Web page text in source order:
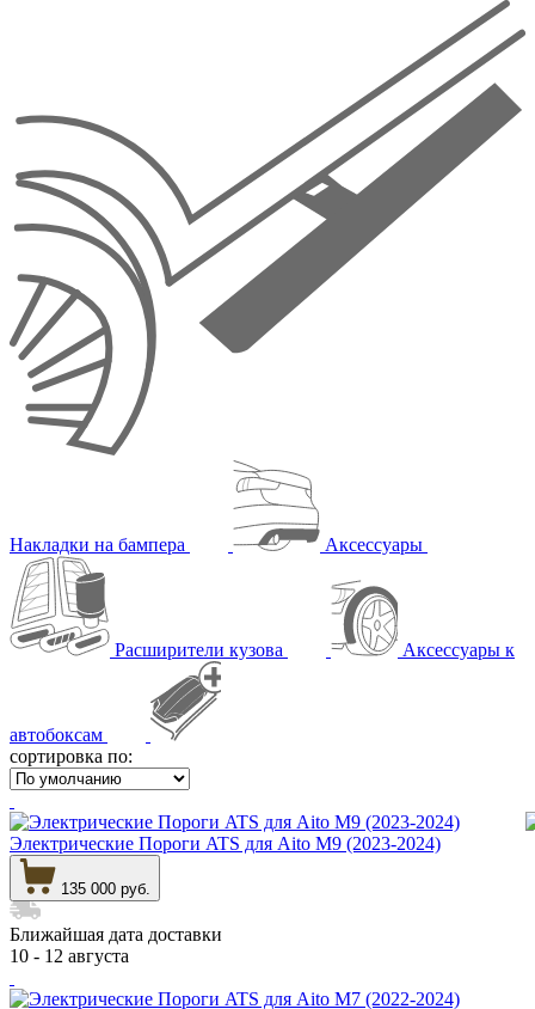
Накладки на бампера Аксессуары
Расширители кузова Аксессуары к
автобоксам
сортировка по:
Электрические Пороги ATS для Aito M9 (2023-2024)
135 000 руб.
Ближайшая дата доставки
10 - 12 августа